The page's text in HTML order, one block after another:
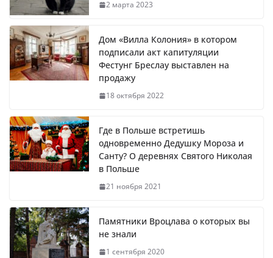
2 марта 2023
Дом «Вилла Колония» в котором
подписали акт капитуляции
Фестунг Бреслау выставлен на
продажу
18 октября 2022
Где в Польше встретишь
одновременно Дедушку Мороза и
Санту? О деревнях Святого Николая
в Польше
21 ноября 2021
Памятники Вроцлава о которых вы
не знали
1 сентября 2020